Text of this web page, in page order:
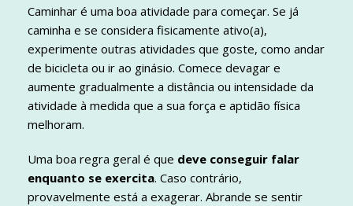
Caminhar é uma boa atividade para começar. Se já
caminha e se considera fisicamente ativo(a),
experimente outras atividades que goste, como andar
de bicicleta ou ir ao ginásio. Comece devagar e
aumente gradualmente a distância ou intensidade da
atividade à medida que a sua força e aptidão física
melhoram.
Uma boa regra geral é que deve conseguir falar
enquanto se exercita. Caso contrário,
provavelmente está a exagerar. Abrande se sentir